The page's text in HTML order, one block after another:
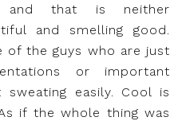
and that is neither
and smelling good.
of the guys who are just
or important
easily. Cool is
if the whole thing was